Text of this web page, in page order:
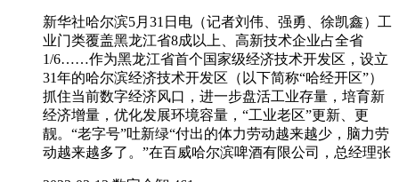
新华社哈尔滨5月31日电（记者刘伟、强勇、徐凯鑫）工
业门类覆盖黑龙江省8成以上、高新技术企业占全省
1/6……作为黑龙江省首个国家级经济技术开发区，设立
31年的哈尔滨经济技术开发区（以下简称“哈经开区”）
抓住当前数字经济风口，进一步盘活工业存量，培育新
经济增量，优化发展环境容量，“工业老区”更新、更
靓。“老字号”吐新绿“付出的体力劳动越来越少，脑力劳
动越来越多了。”在百威哈尔滨啤酒有限公司，总经理张